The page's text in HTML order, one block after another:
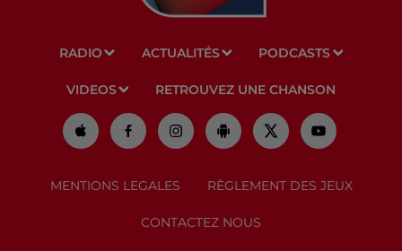
RADIO ACTUALITÉS PODCASTS
VIDEOS RETROUVEZ UNE CHANSON
MENTIONS LEGALES RÈGLEMENT DES JEUX
CONTACTEZ NOUS